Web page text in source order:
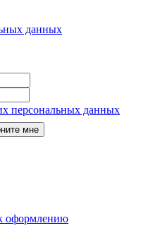
данных
персональных данных
мне
оформлению